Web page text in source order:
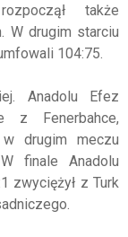
także
W drugim starciu
104:75.
Anadolu Efez
z Fenerbahce,
drugim meczu
finale Anadolu
zwyciężył z Turk